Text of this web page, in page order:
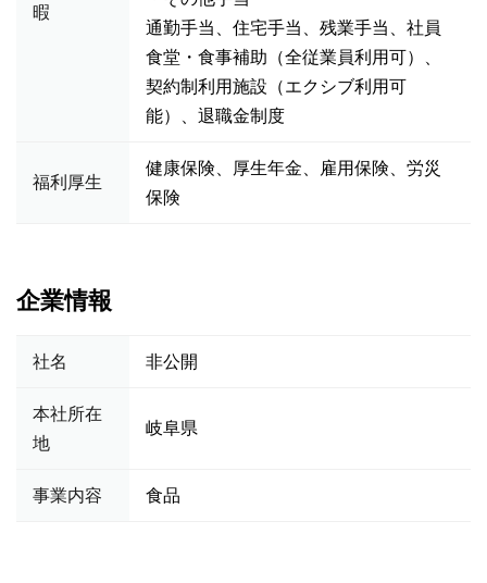
暇
通勤手当、住宅手当、残業手当、社員
食堂・食事補助（全従業員利用可）、
契約制利用施設（エクシブ利用可
能）、退職金制度
福利厚生
健康保険、厚生年金、雇用保険、労災
保険
企業情報
社名 非公開
本社所在
地
岐阜県
事業内容 食品